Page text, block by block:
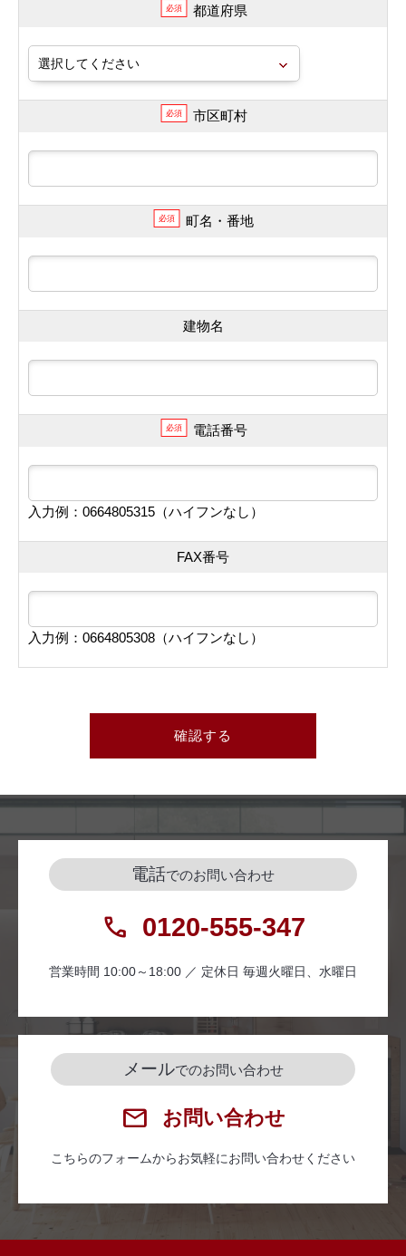
必須 都道府県
必須 市区町村
必須 町名・番地
建物名
必須 電話番号
入力例：0664805315（ハイフンなし）
FAX番号
入力例：0664805308（ハイフンなし）
確認する
電話でのお問い合わせ
0120-555-347
営業時間 10:00～18:00 ／ 定休日 毎週火曜日、水曜日
メールでのお問い合わせ
お問い合わせ
こちらのフォームからお気軽にお問い合わせください